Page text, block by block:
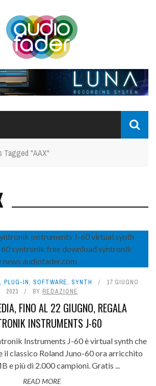
Tagged "AAX"
, PLUG-IN, SOFTWARE, SYNTH
17 GIUGNO
2023
BY REDAZIONE
FINO AL 22 GIUGNO, REGALA
INSTRUMENTS J-60
Instruments J-60 è virtual synth che
il classico Roland Juno-60 ora arricchito
e più di 2.000 campioni. Gratis ...
READ MORE